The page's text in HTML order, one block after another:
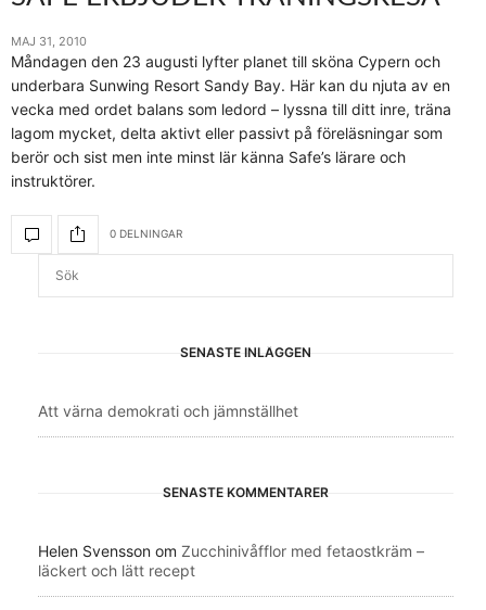
MAJ 31, 2010
Måndagen den 23 augusti lyfter planet till sköna Cypern och
underbara Sunwing Resort Sandy Bay. Här kan du njuta av en
vecka med ordet balans som ledord – lyssna till ditt inre, träna
lagom mycket, delta aktivt eller passivt på föreläsningar som
berör och sist men inte minst lär känna Safe’s lärare och
instruktörer.
0 DELNINGAR
SENASTE INLÄGGEN
Att värna demokrati och jämnställhet
SENASTE KOMMENTARER
Helen Svensson om Zucchinivåfflor med fetaostkräm –
läckert och lätt recept